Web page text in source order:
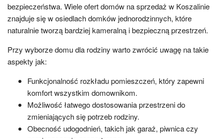
bezpieczeństwa. Wiele ofert domów na sprzedaż w Koszalinie
znajduje się w osiedlach domków jednorodzinnych, które
naturalnie tworzą bardziej kameralną i bezpieczną przestrzeń.
Przy wyborze domu dla rodziny warto zwrócić uwagę na takie
aspekty jak:
Funkcjonalność rozkładu pomieszczeń, który zapewni
komfort wszystkim domownikom.
Możliwość łatwego dostosowania przestrzeni do
zmieniających się potrzeb rodziny.
Obecność udogodnień, takich jak garaż, piwnica czy